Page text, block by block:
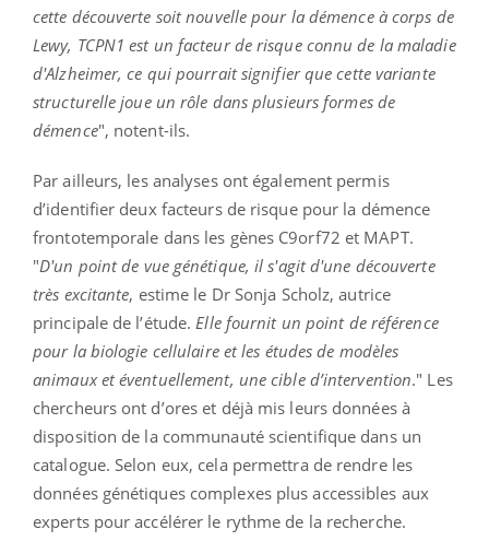
cette découverte soit nouvelle pour la démence à corps de
Lewy, TCPN1 est un facteur de risque connu de la maladie
d'Alzheimer, ce qui pourrait signifier que cette variante
structurelle joue un rôle dans plusieurs formes de
démence", notent-ils.
Par ailleurs, les analyses ont également permis
d’identifier deux facteurs de risque pour la démence
frontotemporale dans les gènes C9orf72 et MAPT.
"D'un point de vue génétique, il s'agit d'une découverte
très excitante, estime le Dr Sonja Scholz, autrice
principale de l’étude.Elle fournit un point de référence
pour la biologie cellulaire et les études de modèles
animaux et éventuellement, une cible d’intervention." Les
chercheurs ont d’ores et déjà mis leurs données à
disposition de la communauté scientifique dans un
catalogue. Selon eux, cela permettra de rendre les
données génétiques complexes plus accessibles aux
experts pour accélérer le rythme de la recherche.